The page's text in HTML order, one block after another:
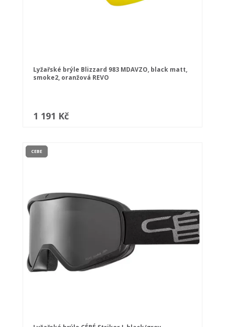
Lyžařské brýle Blizzard 983 MDAVZO, black matt,
smoke2, oranžová REVO
1 191 Kč
CEBE